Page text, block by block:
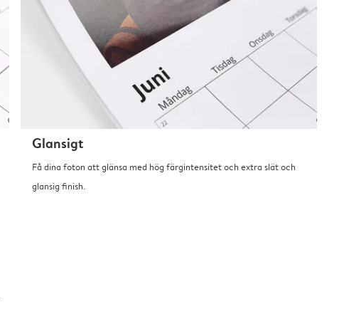
Glansigt
Få dina foton att glänsa med hög färgintensitet och extra slät och
glansig finish.